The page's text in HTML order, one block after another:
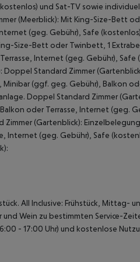
und Sat-TV sowie
(Meerblick): Mit King-Size-Bett
(geg. Gebühr), Safe
Size-Bett oder Twinbett, 1
Internet (geg. Gebühr), Safe
Doppel Standard Zimmer
(ggf. geg. Gebühr), Balkon
Doppel Standard Zimmer
oder Terrasse, Internet (geg.
(Gartenblick):
Internet (geg. Gebühr), Safe
All Inclusive: Frühstück, Mittag-
Wein zu bestimmten Service-
- 17:00 Uhr) und kostenlose